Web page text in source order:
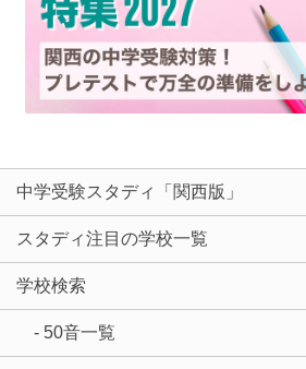
中学受験スタディ「関西版」
スタディ注目の学校一覧
学校検索
- 50音一覧